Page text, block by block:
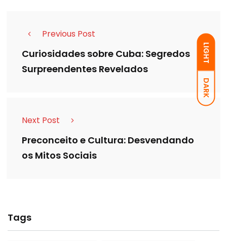
LIGHT
DARK
Previous Post
Curiosidades sobre Cuba: Segredos
Surpreendentes Revelados
Next Post
Preconceito e Cultura: Desvendando
os Mitos Sociais
Tags